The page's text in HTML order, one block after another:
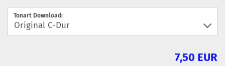
Tonart Download:
7,50 EUR